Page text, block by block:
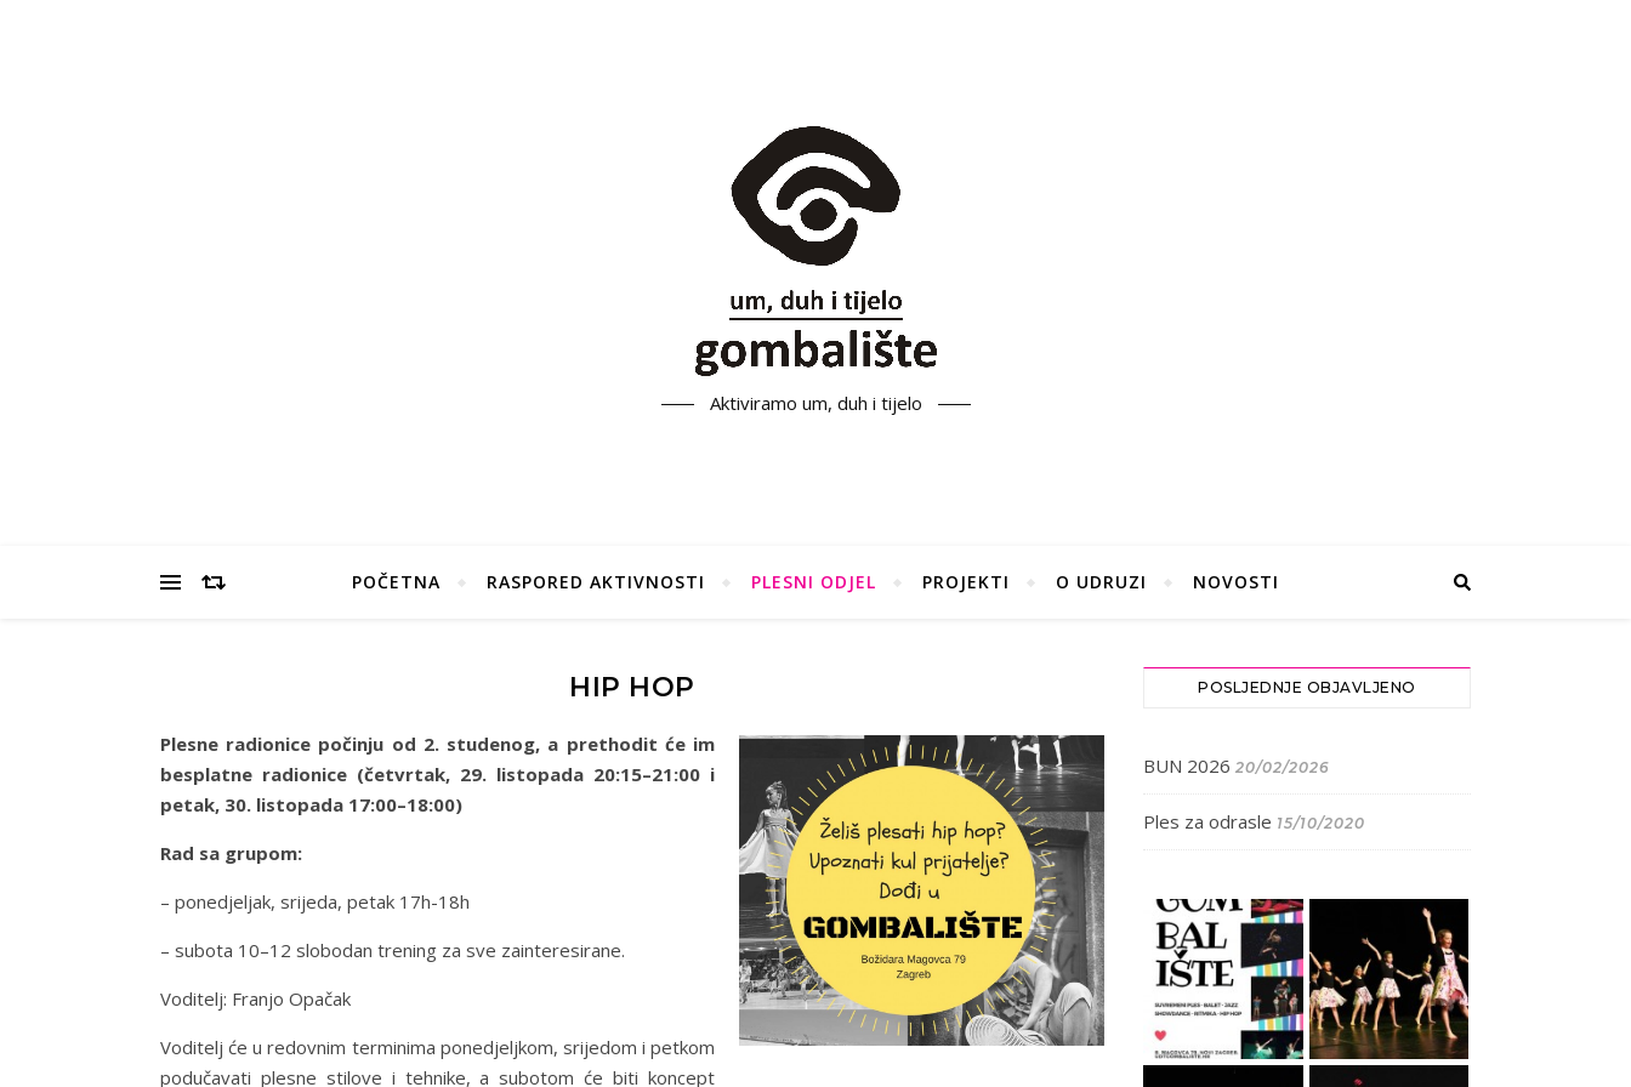
Aktiviramo um, duh i tijelo
POČETNA RASPORED AKTIVNOSTI PLESNI ODJEL PROJEKTI O UDRUZI NOVOSTI
HIP HOP
Plesne radionice počinju od 2. studenog, a prethodit će im
besplatne radionice (četvrtak, 29. listopada 20:15–21:00 i
petak, 30. listopada 17:00–18:00)
Rad sa grupom:
– ponedjeljak, srijeda, petak 17h-18h
– subota 10–12 slobodan trening za sve zainteresirane.
Voditelj: Franjo Opačak
Voditelj će u redovnim terminima ponedjeljkom, srijedom i petkom
podučavati plesne stilove i tehnike, a subotom će biti koncept
POSLJEDNJE OBJAVLJENO
BUN 2026 20/02/2026
Ples za odrasle 15/10/2020